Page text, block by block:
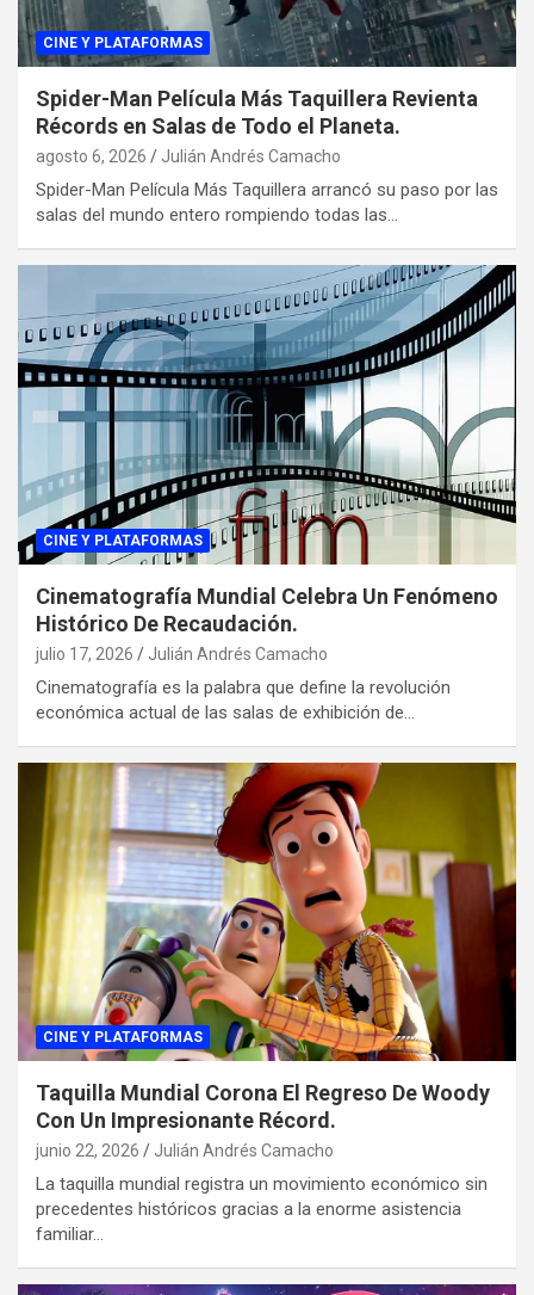
CINE Y PLATAFORMAS
Spider-Man Película Más Taquillera Revienta
Récords en Salas de Todo el Planeta.
agosto 6, 2026 Julián Andrés Camacho
Spider-Man Película Más Taquillera arrancó su paso por las
salas del mundo entero rompiendo todas las…
CINE Y PLATAFORMAS
Cinematografía Mundial Celebra Un Fenómeno
Histórico De Recaudación.
julio 17, 2026 Julián Andrés Camacho
Cinematografía es la palabra que define la revolución
económica actual de las salas de exhibición de…
CINE Y PLATAFORMAS
Taquilla Mundial Corona El Regreso De Woody
Con Un Impresionante Récord.
junio 22, 2026 Julián Andrés Camacho
La taquilla mundial registra un movimiento económico sin
precedentes históricos gracias a la enorme asistencia
familiar…